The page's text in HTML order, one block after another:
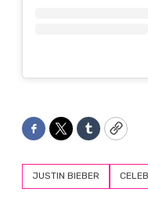
Facebook
TwitterTumblrCopy
JUSTIN BIEBER